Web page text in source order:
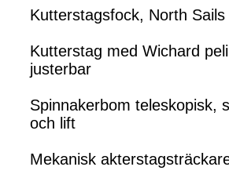
Kutterstagsfock, North Sails
Kutterstag med Wichard
justerbar
Spinnakerbom teleskopisk,
och lift
Mekanisk